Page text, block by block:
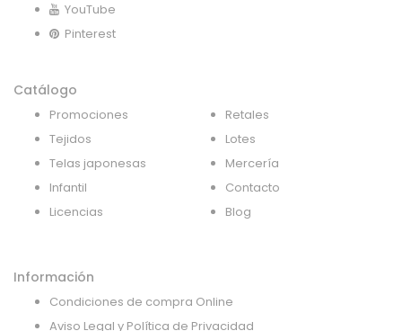
YouTube
Pinterest
Catálogo
Promociones
Tejidos
Telas japonesas
Infantil
Licencias
Retales
Lotes
Mercería
Contacto
Blog
Información
Condiciones de compra Online
Aviso Legal y Política de Privacidad